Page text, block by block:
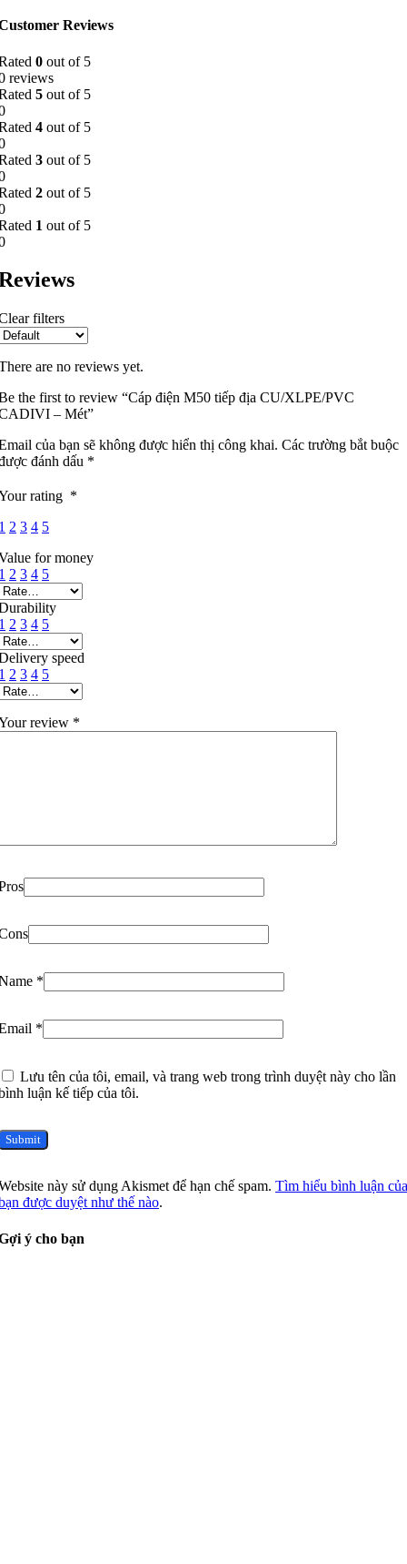
Reviews
0 out of 5
reviews
5 out of 5
4 out of 5
3 out of 5
2 out of 5
1 out of 5
filters
are no reviews yet.
the first to review “Cáp điện M50 tiếp địa CU/XLPE/PVC
– Mét”
của bạn sẽ không được hiển thị công khai. Các trường bắt buộc
đánh dấu *
rating *
2 3 4 5
for money
2 3 4 5
2 3 4 5
speed
2 3 4 5
review *
*
*
Lưu tên của tôi, email, và trang web trong trình duyệt này cho lần
luận kế tiếp của tôi.
này sử dụng Akismet để hạn chế spam. Tìm hiểu bình luận của
được duyệt như thế nào.
ý cho bạn